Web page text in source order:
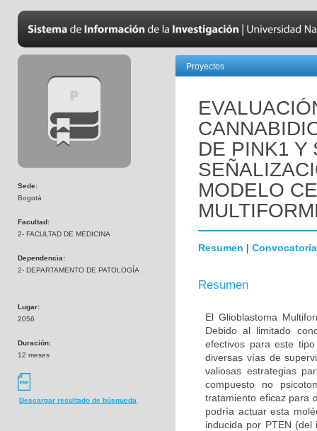
Sede:
Bogotá
Facultad:
2- FACULTAD DE MEDICINA
Dependencia:
2- DEPARTAMENTO DE PATOLOGÍA
Lugar:
2056
Duración:
12 meses
Descargar resultado de búsqueda
Proyectos
DE PINK1 Y
MODELO
Resumen | Convocatoria
Resumen
El Glioblastoma
Debido al limitado
efectivos para este
diversas vías de
valiosas estrategias
compuesto no
tratamiento eficaz para
podría actuar esta
inducida por PTEN